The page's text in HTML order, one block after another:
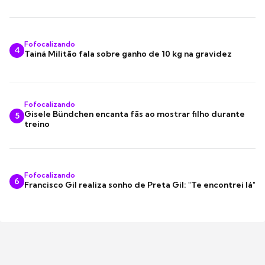
4
Fofocalizando
Tainá Militão fala sobre ganho de 10 kg na gravidez
5
Fofocalizando
Gisele Bündchen encanta fãs ao mostrar filho durante
treino
6
Fofocalizando
Francisco Gil realiza sonho de Preta Gil: "Te encontrei lá"